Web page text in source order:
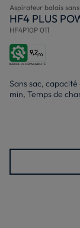
Aspirateur balais
HF4 PLUS
HF4P10P 011
9,2/10
Sans sac,
min, Temps de